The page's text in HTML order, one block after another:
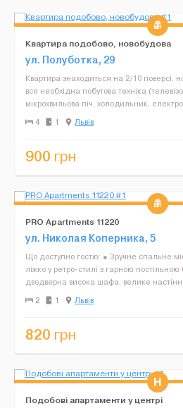
Квартира подобово, новобудова
ул. Полуботка, 29
Квартира знаходиться на 2/10 поверсі,
вся необхідна побутова техніка
мікрохвильова піч, холодильник,
В квартирі можуть розміститись до 4 ...
4 1 Львів
900 грн
PRO Apartments 11220
ул. Николая Коперника, 5
Що доступно гостю: ● Зручне спальне
ліжко у ретро-стилі з гарною
дводверна висока шафа, велике
освітлення, світлий інтер'єр, який
2 1 Львів
820 грн
Подобові апартаменти у центрі